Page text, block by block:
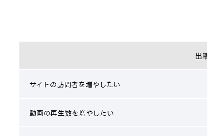
出稿
サイトの訪問者を増やしたい
動画の再生数を増やしたい